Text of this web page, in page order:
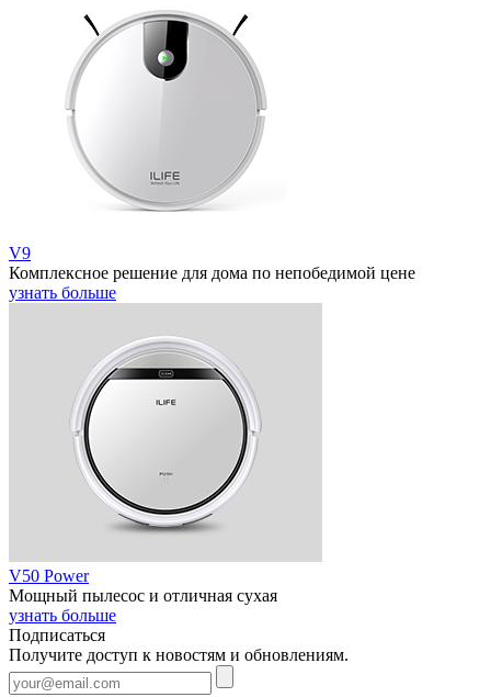
V9
Комплексное решение для дома по непобедимой цене
узнать больше
V50 Power
Мощный пылесос и отличная сухая
узнать больше
Подписаться
Получите доступ к новостям и обновлениям.